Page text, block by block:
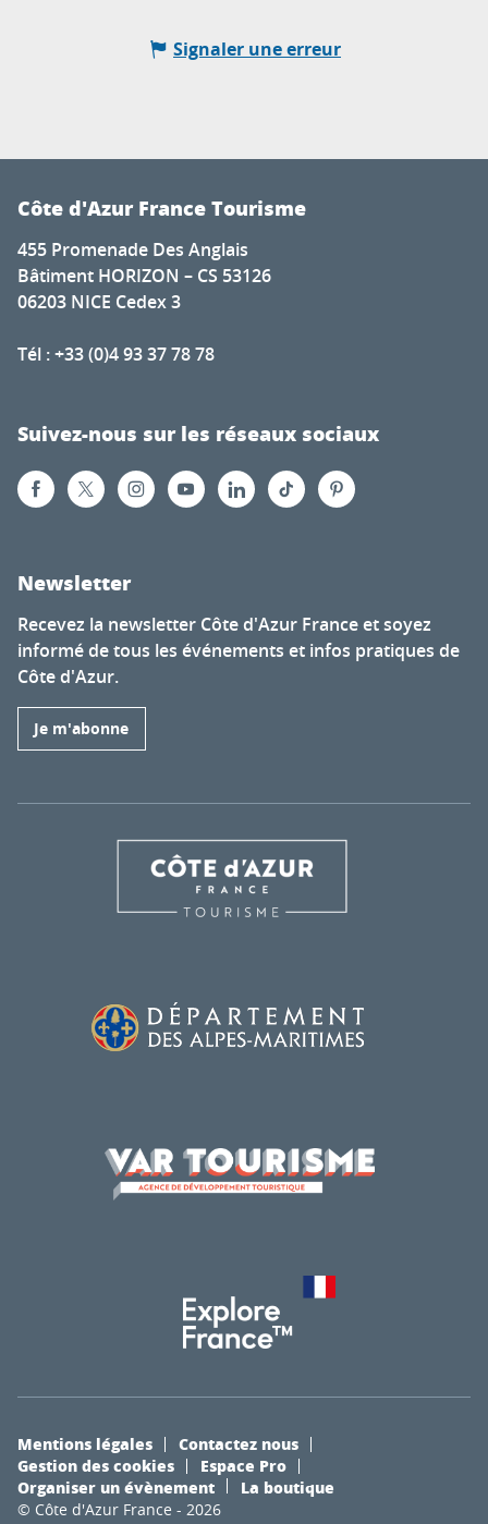
Signaler une erreur
Côte d'Azur France Tourisme
455 Promenade Des Anglais
Bâtiment HORIZON – CS 53126
06203 NICE Cedex 3
Tél : +33 (0)4 93 37 78 78
Suivez-nous sur les réseaux sociaux
Newsletter
Recevez la newsletter Côte d'Azur France et soyez
informé de tous les événements et infos pratiques de
Côte d'Azur.
Je m'abonne
© Côte d'Azur France - 2026
Mentions légales
Contactez nous
Gestion des cookies
Espace Pro
Organiser un évènement
La boutique